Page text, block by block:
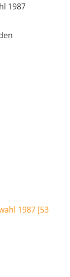
1987
1987 [53